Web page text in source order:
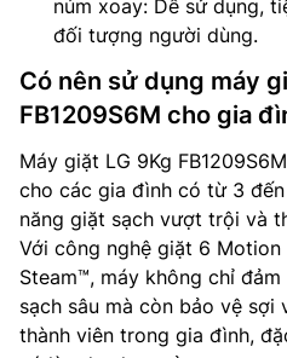
núm xoay: Dễ sử dụng,
đối tượng người dùng.
Có nên sử dụng máy
FB1209S6M cho gia
Máy giặt LG 9Kg
cho các gia đình có từ 3
năng giặt sạch vượt trội và
Với công nghệ giặt 6 Motion
Steam™, máy không chỉ
sạch sâu mà còn bảo vệ sợi
thành viên trong gia đình,